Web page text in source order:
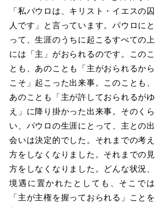
「私パウロは、キリスト・イエスの囚
人です」と言っています。パウロにと
って、生涯のうちに起こるすべての上
には「主」がおられるのです。このこ
とも、あのことも「主がおられるから
こそ」起こった出来事。このことも、
あのことも「主が許しておられるがゆ
え」に降り掛かった出来事。そのくら
い、パウロの生涯にとって、主との出
会いは決定的でした。それまでの考え
方をしなくなりました。それまでの見
方をしなくなりました。どんな状況、
境遇に置かれたとしても、そこでは
「主が主権を握っておられる」ことを